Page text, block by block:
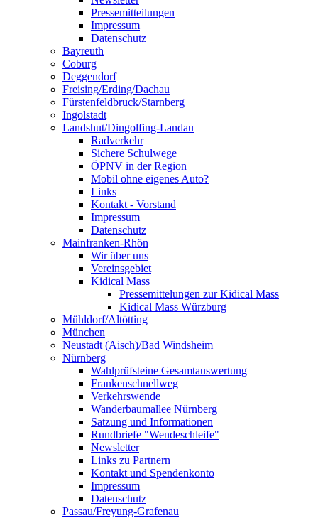
Pressemitteilungen
Impressum
Datenschutz
Bayreuth
Coburg
Deggendorf
Freising/Erding/Dachau
Fürstenfeldbruck/Starnberg
Ingolstadt
Landshut/Dingolfing-Landau
Radverkehr
Sichere Schulwege
ÖPNV in der Region
Mobil ohne eigenes Auto?
Links
Kontakt - Vorstand
Impressum
Datenschutz
Mainfranken-Rhön
Wir über uns
Vereinsgebiet
Kidical Mass
Pressemittelungen zur Kidical Mass
Kidical Mass Würzburg
Mühldorf/Altötting
München
Neustadt (Aisch)/Bad Windsheim
Nürnberg
Wahlprüfsteine Gesamtauswertung
Frankenschnellweg
Verkehrswende
Wanderbaumallee Nürnberg
Satzung und Informationen
Rundbriefe "Wendeschleife"
Newsletter
Links zu Partnern
Kontakt und Spendenkonto
Impressum
Datenschutz
Passau/Freyung-Grafenau